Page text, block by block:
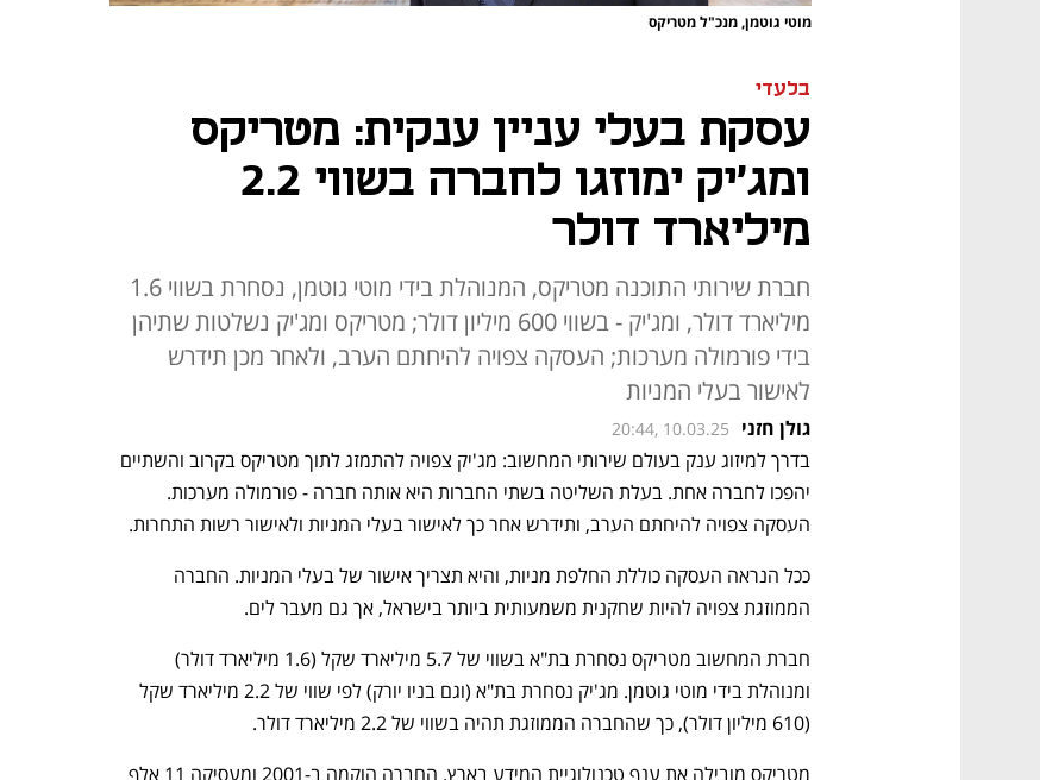
מוטי גוטמן, מנכ"ל מטריקס
בלעדי
עסקת בעלי עניין ענקית: מטריקס
ומג'יק ימוזגו לחברה בשווי 2.2
מיליארד דולר
חברת שירותי התוכנה מטריקס, המנוהלת בידי מוטי גוטמן, נסחרת בשווי 1.6
מיליארד דולר, ומג'יק - בשווי 600 מיליון דולר; מטריקס ומג'יק נשלטות שתיהן
בידי פורמולה מערכות; העסקה צפויה להיחתם הערב, ולאחר מכן תידרש
לאישור בעלי המניות
גולן חזני 20:44, 10.03.25
העסקה צפויה להיחתם הערב, ותידרש אחר כך לאישור בעלי המניות ולאישור רשות התחרות.
הממוזגת צפויה להיות שחקנית משמעותית ביותר בישראל, אך גם מעבר לים.
(610 מיליון דולר), כך שהחברה הממוזגת תהיה בשווי של 2.2 מיליארד דולר.